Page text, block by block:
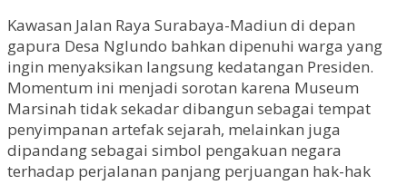
Kawasan Jalan Raya Surabaya-Madiun di depan
gapura Desa Nglundo bahkan dipenuhi warga yang
ingin menyaksikan langsung kedatangan Presiden.
Momentum ini menjadi sorotan karena Museum
Marsinah tidak sekadar dibangun sebagai tempat
penyimpanan artefak sejarah, melainkan juga
dipandang sebagai simbol pengakuan negara
terhadap perjalanan panjang perjuangan hak-hak